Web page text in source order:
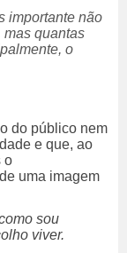
importante não
mas quantas
o
do público nem
e que, ao
o
uma imagem
sou
viver.